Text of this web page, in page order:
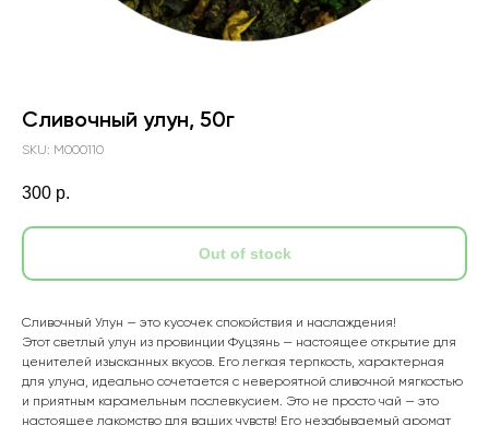
Сливочный улун, 50г
SKU: M000110
300 р.
Out of stock
Сливочный Улун — это кусочек спокойствия и наслаждения!
Этот светлый улун из провинции Фуцзянь — настоящее открытие для
ценителей изысканных вкусов. Его легкая терпкость, характерная
для улуна, идеально сочетается с невероятной сливочной мягкостью
и приятным карамельным послевкусием. Это не просто чай — это
настоящее лакомство для ваших чувств! Его незабываемый аромат